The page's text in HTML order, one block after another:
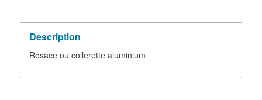
Description
Rosace ou collerette aluminium